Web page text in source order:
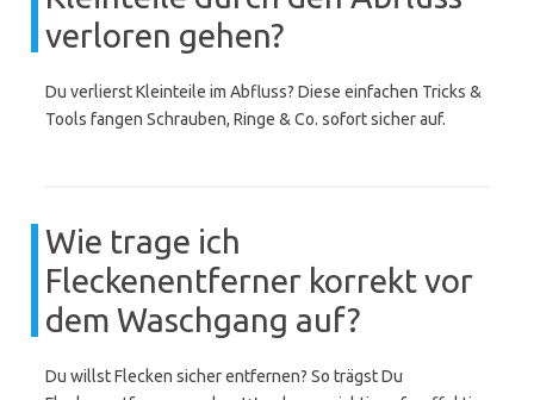
verloren gehen?
Du verlierst Kleinteile im Abfluss? Diese einfachen Tricks &
Tools fangen Schrauben, Ringe & Co. sofort sicher auf.
Wie trage ich
Fleckenentferner korrekt vor
dem Waschgang auf?
Du willst Flecken sicher entfernen? So trägst Du